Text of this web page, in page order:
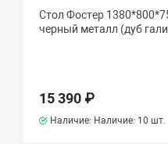
Стол Фостер
черный металл (дуб
15 390 ₽
Наличие: Наличие: 10 шт.